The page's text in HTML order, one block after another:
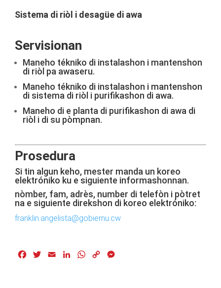
Sistema di riòl i desagüe di awa
Servisionan
Maneho tékniko di instalashon i mantenshon
di riòl pa awaseru.
Maneho tékniko di instalashon i mantenshon
di sistema di riòl i purifikashon di awa.
Maneho di e planta di purifikashon di awa di
riòl i di su pòmpnan.
Prosedura
Si tin algun keho, mester manda un koreo
elektróniko ku e siguiente informashonnan.
nòmber, fam, adrès, number di telefòn i pòtret
na e siguiente direkshon di koreo elektróniko:
franklin.angelista@gobiernu.cw
Facebook
TwitterEmail LinkedInWhatsApp
Copy